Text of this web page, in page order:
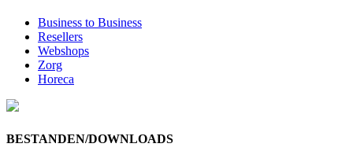
Business to Business
Resellers
Webshops
Zorg
Horeca
BESTANDEN/DOWNLOADS